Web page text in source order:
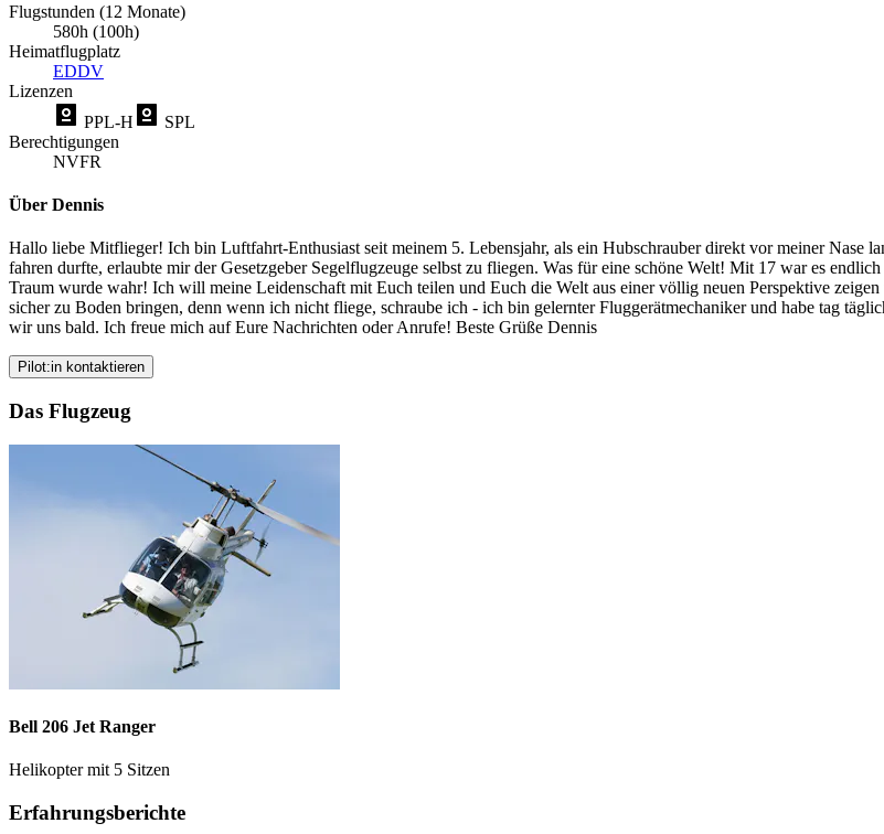
Flugstunden (12 Monate)
580h (100h)
Heimatflugplatz
EDDV
Lizenzen
PPL-H
SPL
Berechtigungen
NVFR
Über Dennis
Hallo liebe Mitflieger! Ich bin Luftfahrt-Enthusiast seit meinem 5. Lebensjahr, als ein Hubschrauber direkt vor meiner Nase
fahren durfte, erlaubte mir der Gesetzgeber Segelflugzeuge selbst zu fliegen. Was für eine schöne Welt! Mit 17 war es
Traum wurde wahr! Ich will meine Leidenschaft mit Euch teilen und Euch die Welt aus einer völlig neuen Perspektive
sicher zu Boden bringen, denn wenn ich nicht fliege, schraube ich - ich bin gelernter Fluggerätmechaniker und habe tag
wir uns bald. Ich freue mich auf Eure Nachrichten oder Anrufe! Beste Grüße Dennis
Pilot:in kontaktieren
Das Flugzeug
Bell 206 Jet Ranger
Helikopter mit 5 Sitzen
Erfahrungsberichte